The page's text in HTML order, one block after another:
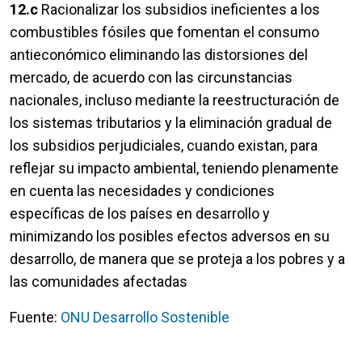
12.c Racionalizar los subsidios ineficientes a los
combustibles fósiles que fomentan el consumo
antieconómico eliminando las distorsiones del
mercado, de acuerdo con las circunstancias
nacionales, incluso mediante la reestructuración de
los sistemas tributarios y la eliminación gradual de
los subsidios perjudiciales, cuando existan, para
reflejar su impacto ambiental, teniendo plenamente
en cuenta las necesidades y condiciones
específicas de los países en desarrollo y
minimizando los posibles efectos adversos en su
desarrollo, de manera que se proteja a los pobres y a
las comunidades afectadas
Fuente: ONU Desarrollo Sostenible